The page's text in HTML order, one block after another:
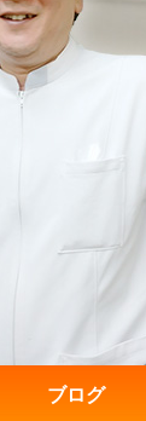
ブログ